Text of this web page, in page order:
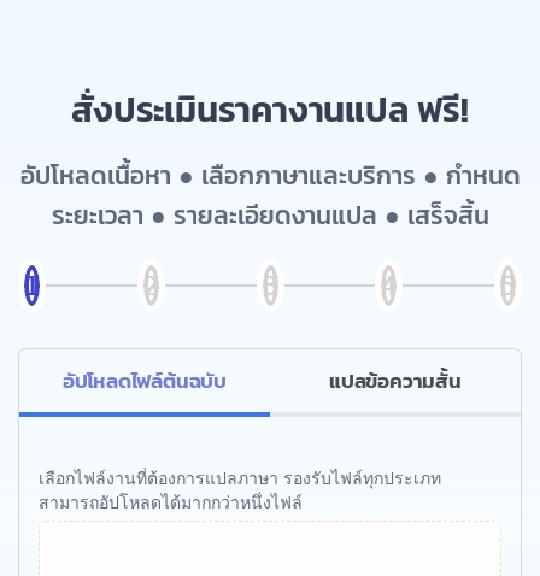
สั่งประเมินราคางานแปล ฟรี!
อัปโหลดเนื้อหา ● เลือกภาษาและบริการ ● กำหนด
ระยะเวลา ● รายละเอียดงานแปล ● เสร็จสิ้น
อัปโหลดไฟล์ต้นฉบับ แปลข้อความสั้น
เลือกไฟล์งานที่ต้องการแปลภาษา รองรับไฟล์ทุกประเภท
สามารถอัปโหลดได้มากกว่าหนึ่งไฟล์